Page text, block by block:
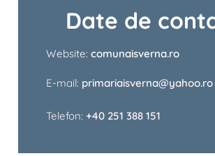
Date de
Website:comunaisverna.ro
E-mail: primariaisverna@yahoo.ro
Telefon: +40 251 388 151